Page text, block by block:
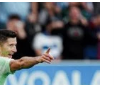
سيل الخير يروي